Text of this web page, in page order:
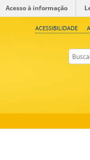
ACESSIBILIDADE
Acesso à informação
Buscar